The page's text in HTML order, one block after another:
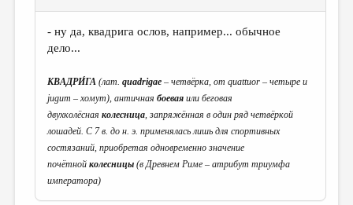
- ну да, квадрига ослов, например... обычное
дело...
КВАДРИ́ГА (лат.quadrigae – четвёрка, от quattuor – четыре и
jugum – хомут), античнаябоевая или беговая
двухколёснаяколесница, запряжённая в один ряд четвёркой
лошадей. С 7 в. до н. э. применялась лишь для спортивных
состязаний, приобретая одновременно значение
почётнойколесницы (в Древнем Риме – атрибут триумфа
императора)